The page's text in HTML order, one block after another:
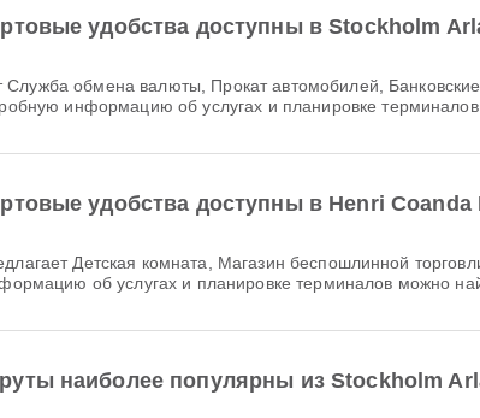
удобства доступны в Stockholm
информацию об услугах и планировке
удобства доступны в Henri
об услугах и планировке терминалов можно
наиболее популярны из Stockholm